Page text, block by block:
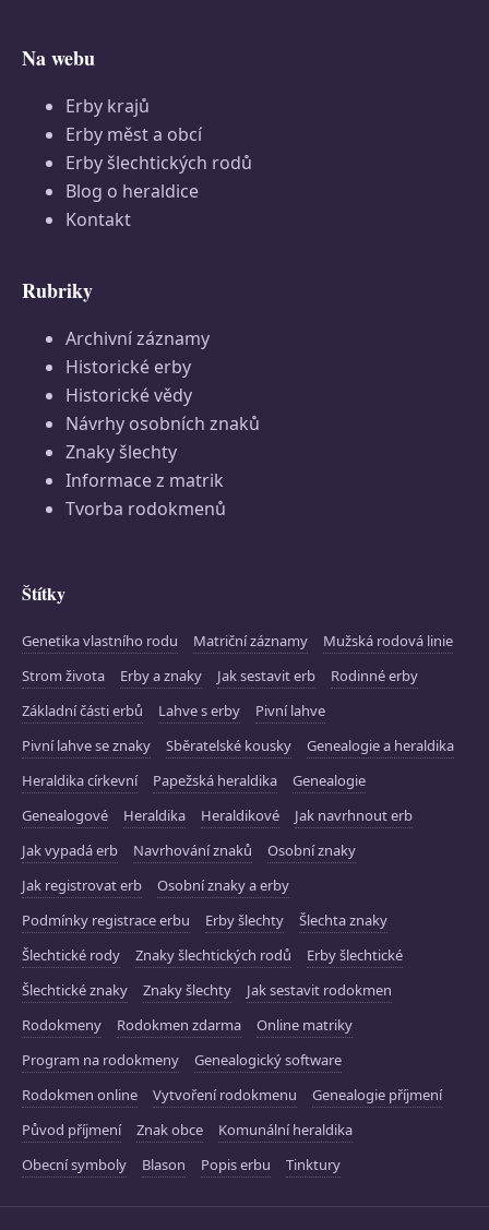
Na webu
Erby krajů
Erby měst a obcí
Erby šlechtických rodů
Blog o heraldice
Kontakt
Rubriky
Archivní záznamy
Historické erby
Historické vědy
Návrhy osobních znaků
Znaky šlechty
Informace z matrik
Tvorba rodokmenů
Štítky
Genetika vlastního rodu Matriční záznamy
Mužská rodová linie
Strom života
Erby a znaky Jak sestavit erb
Rodinné erby
Základní části erbů
Lahve s erby
Pivní lahve
Pivní lahve se znaky
Sběratelské kousky
Genealogie a heraldika
Heraldika církevní
Papežská heraldika
Genealogie
Genealogové
Heraldika Heraldikové
Jak navrhnout erb
Jak vypadá erb
Navrhování znaků
Osobní znaky
Jak registrovat erb
Osobní znaky a erby
Podmínky registrace erbu
Erby šlechty
Šlechta znaky
Šlechtické rody
Znaky šlechtických rodů
Erby šlechtické
Šlechtické znaky
Znaky šlechty
Jak sestavit rodokmen
Rodokmeny
Rodokmen zdarma
Online matriky
Program na rodokmeny
Genealogický software
Rodokmen online
Vytvoření rodokmenu
Genealogie příjmení
Původ příjmení
Znak obce
Komunální heraldika
Obecní symboly
Blason Popis erbu Tinktury